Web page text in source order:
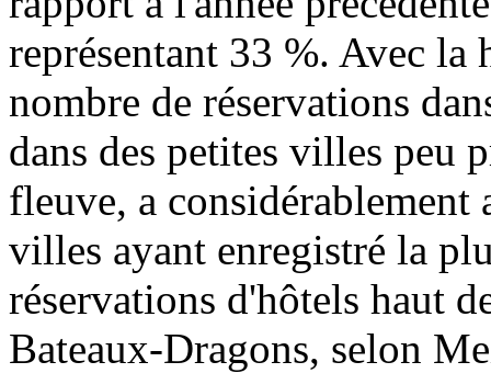
représentant 33 %. Avec la
nombre de réservations
dans des petites villes peu
fleuve, a considérablement
villes ayant enregistré la
réservations d'hôtels haut
Bateaux-Dragons, selon